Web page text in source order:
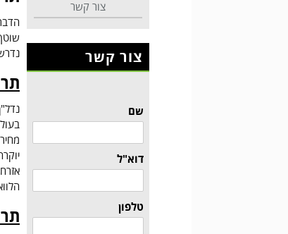
צור קשר
צור קשר
שם
דוא"ל
טלפון